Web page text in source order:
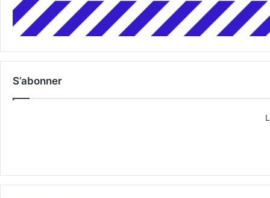
S’abonner